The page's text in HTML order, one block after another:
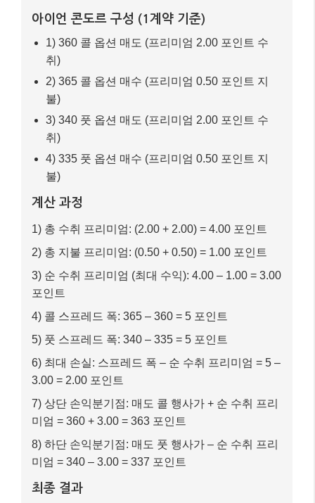
아이언 콘도르 구성 (1계약 기준)
1) 360 콜 옵션 매도 (프리미엄 2.00 포인트 수
취)
2) 365 콜 옵션 매수 (프리미엄 0.50 포인트 지
불)
3) 340 풋 옵션 매도 (프리미엄 2.00 포인트 수
취)
4) 335 풋 옵션 매수 (프리미엄 0.50 포인트 지
불)
계산 과정
1) 총 수취 프리미엄: (2.00 + 2.00) = 4.00 포인트
2) 총 지불 프리미엄: (0.50 + 0.50) = 1.00 포인트
포인트